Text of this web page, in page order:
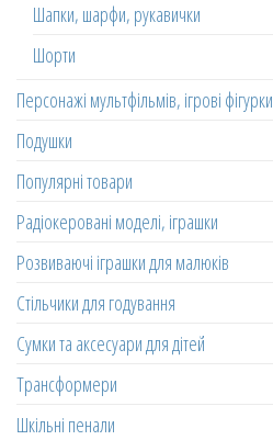
Шапки, шарфи, рукавички
Шорти
Персонажі мультфільмів, ігрові фігурки
Подушки
Популярні товари
Радіокеровані моделі, іграшки
Розвиваючі іграшки для малюків
Стільчики для годування
Сумки та аксесуари для дітей
Трансформери
Шкільні пенали